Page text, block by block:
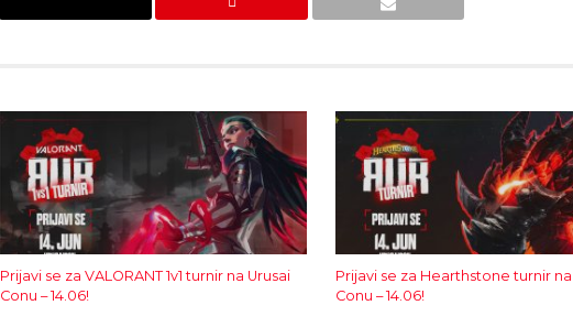
Prijavi se za VALORANT 1v1 turnir na Urusai
Conu – 14.06!
Prijavi se za Hearthstone turnir na
Conu – 14.06!